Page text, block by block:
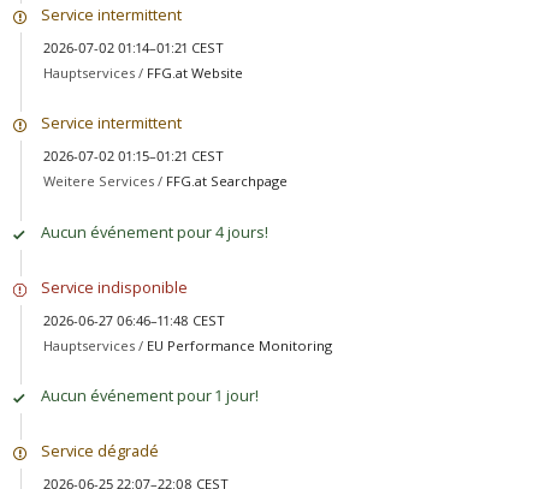
Service intermittent
2026-07-02 01:14–01:21 CEST
Hauptservices / FFG.at Website
Service intermittent
2026-07-02 01:15–01:21 CEST
Weitere Services / FFG.at Searchpage
Aucun événement pour 4 jours!
Service indisponible
2026-06-27 06:46–11:48 CEST
Hauptservices / EU Performance Monitoring
Aucun événement pour 1 jour!
Service dégradé
2026-06-25 22:07–22:08 CEST